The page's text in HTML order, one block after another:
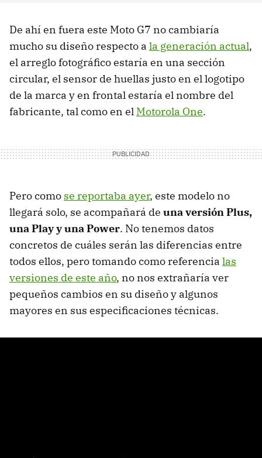
De ahí en fuera este Moto G7 no cambiaría
mucho su diseño respecto a la generación actual,
el arreglo fotográfico estaría en una sección
circular, el sensor de huellas justo en el logotipo
de la marca y en frontal estaría el nombre del
fabricante, tal como en el Motorola One.
Pero como se reportaba ayer, este modelo no
llegará solo, se acompañará de una versión Plus,
una Play y una Power. No tenemos datos
concretos de cuáles serán las diferencias entre
todos ellos, pero tomando como referencia las
versiones de este año, no nos extrañaría ver
pequeños cambios en su diseño y algunos
mayores en sus especificaciones técnicas.